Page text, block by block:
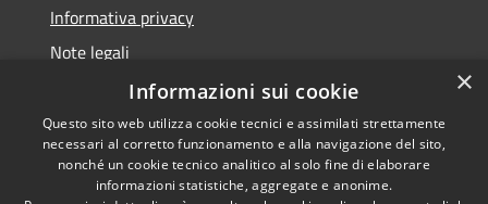
Informativa privacy
Note legali
Dichiarazione di accessibilità
RSS Copyright © 2026 • Comune di
×
Informazioni sui cookie
Questo sito web utilizza cookie tecnici e assimilati strettamente
necessari al corretto funzionamento e alla navigazione del sito,
nonché un cookie tecnico analitico al solo fine di elaborare
informazioni statistiche, aggregate e anonime.